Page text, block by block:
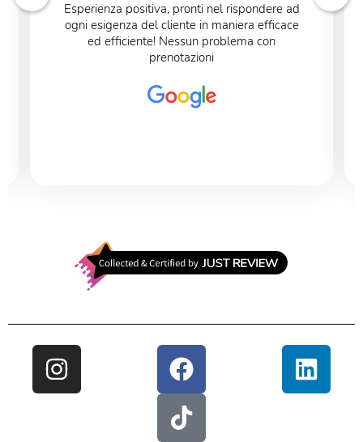
Esperienza positiva, pronti nel rispondere ad
ogni esigenza del cliente in maniera efficace
ed efficiente! Nessun problema con
prenotazioni